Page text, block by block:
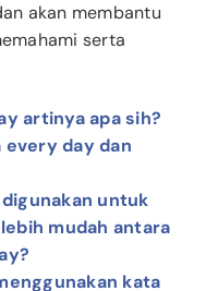
akan membantu
serta
artinya apa sih?
every day dan
untuk
mudah antara
kata